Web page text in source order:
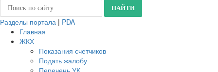
Разделы портала | PDA
Главная
ЖКХ
Показания счетчиков
Подать жалобу
Перечень УК